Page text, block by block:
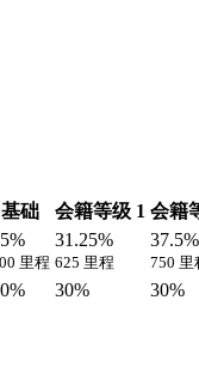
基础 会籍等级 1 会籍
里程
31.25%
625 里程
37.5%
750 里
30% 30%